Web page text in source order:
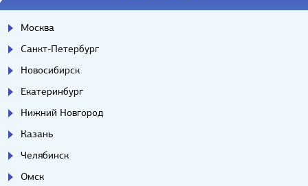
Москва
Санкт-Петербург
Новосибирск
Екатеринбург
Нижний Новгород
Казань
Челябинск
Омск